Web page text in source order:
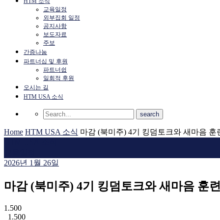
교육일정
외부집회 일정
공지사항
보도자료
주보
간증나눔
파트너십 및 후원
파트너쉽
일회적 후원
오시는 길
HTM USA 소식
Home HTM USA 소식 마감 (북미주) 4기 킹덤토크와 새마음 훈
2026년 1월 26일
마감 (북미주) 4기 킹덤토크와 새마음 훈
1.500
1.500